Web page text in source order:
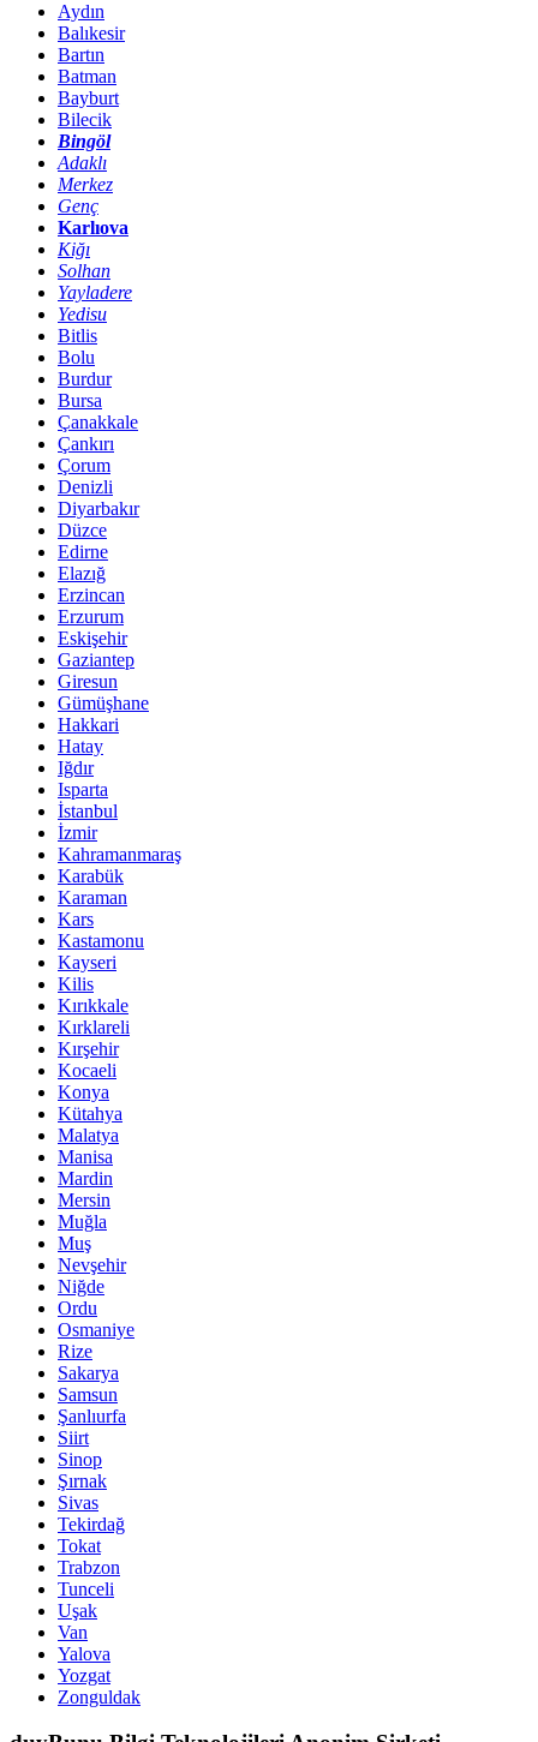
Aydın
Balıkesir
Bartın
Batman
Bayburt
Bilecik
Bingöl
Adaklı
Merkez
Genç
Karlıova
Kiğı
Solhan
Yayladere
Yedisu
Bitlis
Bolu
Burdur
Bursa
Çanakkale
Çankırı
Çorum
Denizli
Diyarbakır
Düzce
Edirne
Elazığ
Erzincan
Erzurum
Eskişehir
Gaziantep
Giresun
Gümüşhane
Hakkari
Hatay
Iğdır
Isparta
İstanbul
İzmir
Kahramanmaraş
Karabük
Karaman
Kars
Kastamonu
Kayseri
Kilis
Kırıkkale
Kırklareli
Kırşehir
Kocaeli
Konya
Kütahya
Malatya
Manisa
Mardin
Mersin
Muğla
Muş
Nevşehir
Niğde
Ordu
Osmaniye
Rize
Sakarya
Samsun
Şanlıurfa
Siirt
Sinop
Şırnak
Sivas
Tekirdağ
Tokat
Trabzon
Tunceli
Uşak
Van
Yalova
Yozgat
Zonguldak